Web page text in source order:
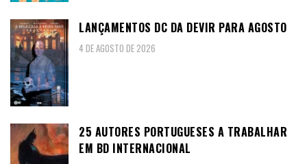
LANÇAMENTOS DC DA DEVIR PARA AGOSTO
4 DE AGOSTO DE 2026
25 AUTORES PORTUGUESES A TRABALHAR
EM BD INTERNACIONAL